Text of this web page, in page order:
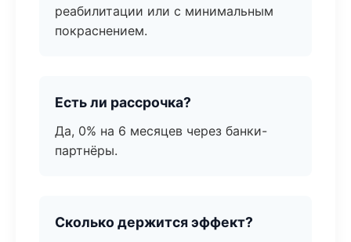
реабилитации или с минимальным
покраснением.
Есть ли рассрочка?
Да, 0% на 6 месяцев через банки-
партнёры.
Сколько держится эффект?